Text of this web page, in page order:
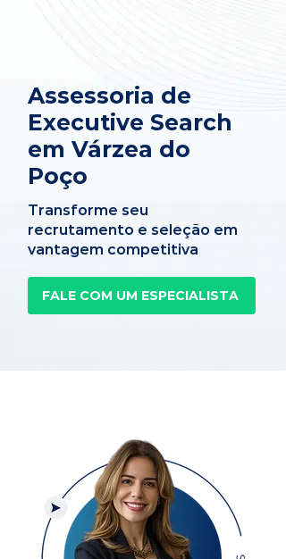
Assessoria de
Executive Search
em Várzea do
Poço
Transforme seu
recrutamento e seleção em
vantagem competitiva
FALE COM UM ESPECIALISTA